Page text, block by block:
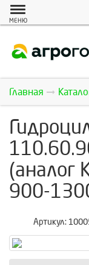
МЕНЮ
Главная
(аналог
900-
Артикул: